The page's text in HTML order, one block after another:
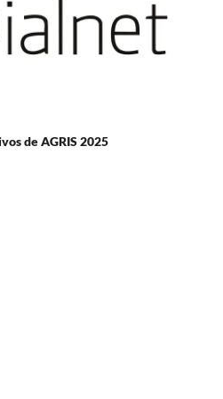
de AGRIS 2025